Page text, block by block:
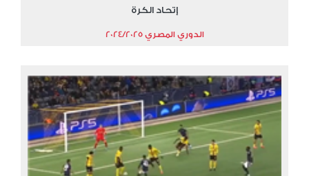
إتحاد الكرة
الدوري المصري 2024/2025